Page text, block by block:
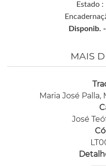
Estado
Disponib. -
MAIS
Maria José Palla,
José